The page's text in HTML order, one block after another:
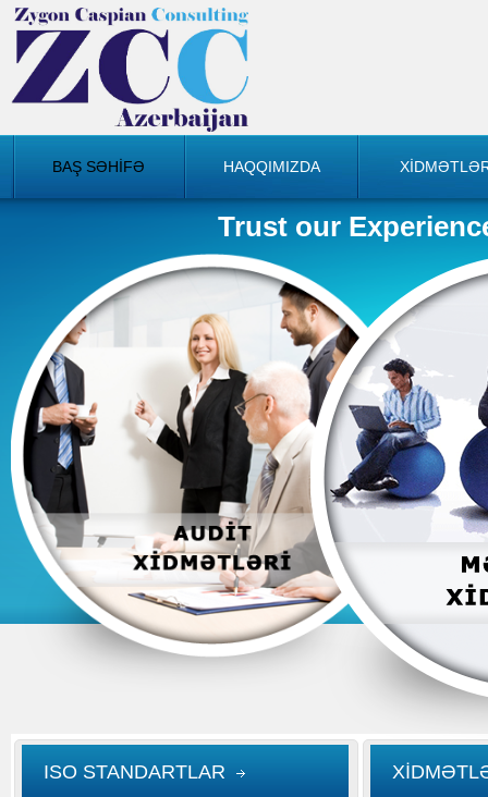
BAŞ SƏHİFƏ HAQQIMIZDA
Trust our
ISO STANDARTLAR